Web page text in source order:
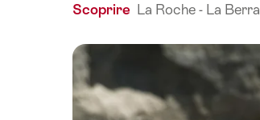
Scoprire La Roche - La Berra